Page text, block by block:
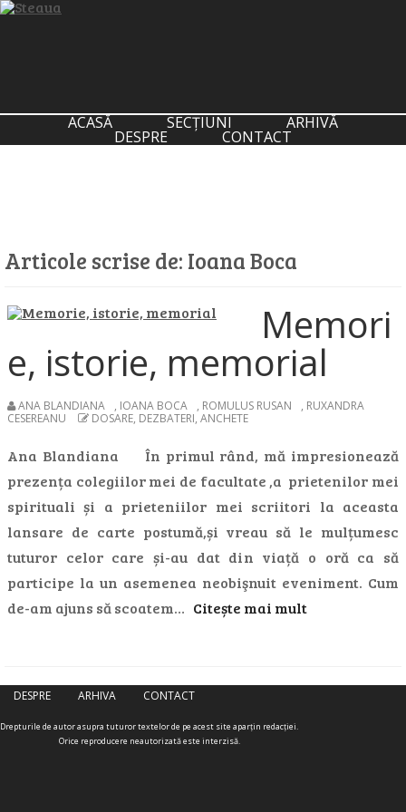
ACASĂ SECȚIUNI ARHIVĂ
DESPRE CONTACT
Articole scrise de: Ioana Boca
Memori
e, istorie, memorial
ANA BLANDIANA , IOANA BOCA , ROMULUS RUSAN , RUXANDRA
CESEREANU
DOSARE, DEZBATERI, ANCHETE
Ana Blandiana În primul rând, mă impresionează
prezența colegiilor mei de facultate ,a prietenilor mei
spirituali și a prieteniilor mei scriitori la aceasta
lansare de carte postumă,și vreau să le mulțumesc
tuturor celor care și-au dat din viață o oră ca să
participe la un asemenea neobişnuit eveniment. Cum
de-am ajuns să scoatem… Citește mai mult
DESPRE ARHIVA CONTACT
Drepturile de autor asupra tuturor textelor de pe acest site aparţin redacţiei.
Orice reproducere neautorizată este interzisă.